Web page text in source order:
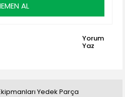
Yedek Parça
AL
Yorum
Yaz